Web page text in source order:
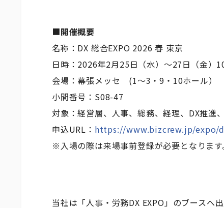
■開催概要
名称：DX 総合EXPO 2026 春 東京
日時：2026年2月25日（水）～27日（金）
会場：幕張メッセ (1～3・9・10ホール）
小間番号：S08-47
対象：経営層、人事、総務、経理、DX推進
申込URL： https://www.bizcrew.jp/expo/
※入場の際は来場事前登録が必要となります
当社は「人事・労務DX EXPO」のブースへ出